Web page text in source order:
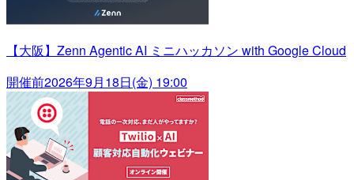
【大阪】Zenn Agentic AI ミニハッカソン with Google Cloud
開催前2026年9月18日(金) 19:00